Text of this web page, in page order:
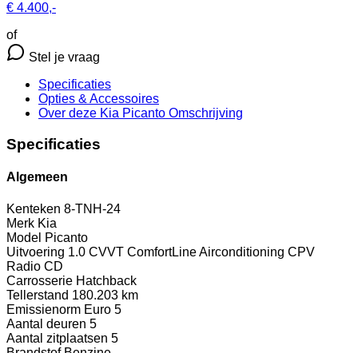
€ 4.400,-
of
Stel je vraag
Specificaties
Opties & Accessoires
Over deze Kia Picanto Omschrijving
Specificaties
Algemeen
Kenteken 8-TNH-24
Merk Kia
Model Picanto
Uitvoering 1.0 CVVT ComfortLine Airconditioning CPV
Radio CD
Carrosserie Hatchback
Tellerstand 180.203 km
Emissienorm Euro 5
Aantal deuren 5
Aantal zitplaatsen 5